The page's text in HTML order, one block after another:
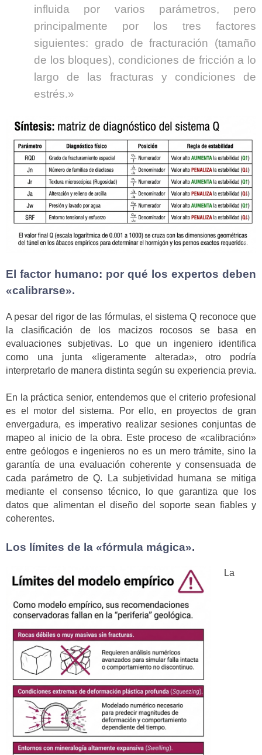
influida por varios parámetros, pero
principalmente por los tres factores
siguientes: grado de fracturación (tamaño
de los bloques), condiciones de fricción a lo
largo de las fracturas y condiciones de
estrés.»
El factor humano: por qué los expertos deben
«calibrarse».
A pesar del rigor de las fórmulas, el sistema Q reconoce que
la clasificación de los macizos rocosos se basa en
evaluaciones subjetivas. Lo que un ingeniero identifica
como una junta «ligeramente alterada», otro podría
interpretarlo de manera distinta según su experiencia previa.
En la práctica senior, entendemos que el criterio profesional
es el motor del sistema. Por ello, en proyectos de gran
envergadura, es imperativo realizar sesiones conjuntas de
mapeo al inicio de la obra. Este proceso de «calibración»
entre geólogos e ingenieros no es un mero trámite, sino la
garantía de una evaluación coherente y consensuada de
cada parámetro de Q. La subjetividad humana se mitiga
mediante el consenso técnico, lo que garantiza que los
datos que alimentan el diseño del soporte sean fiables y
coherentes.
Los límites de la «fórmula mágica».
La